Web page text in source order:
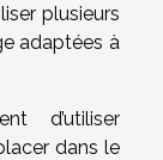
plusieurs
adaptées à
d’utiliser
dans le